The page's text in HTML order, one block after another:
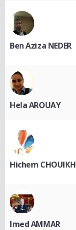
Ben Aziza NEDER
Hela AROUAY
Hichem CHOUIKH
Imed AMMAR